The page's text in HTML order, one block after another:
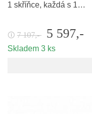
1 skříňce, každá s 1…
🛈 7 107,- 5 597,-
Skladem 3 ks